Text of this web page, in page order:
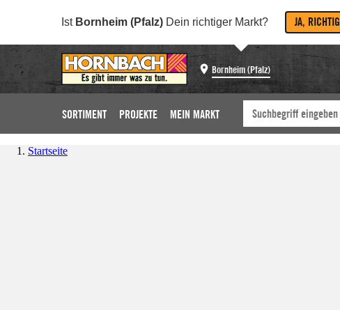
Ist Bornheim (Pfalz) Dein richtiger Markt? JA, RICHTIG
Bornheim (Pfalz)
SORTIMENT PROJEKTE MEIN MARKT
Startseite